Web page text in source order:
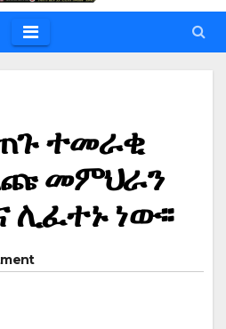
ተመራቂ
መምህራን
ነው፡፡